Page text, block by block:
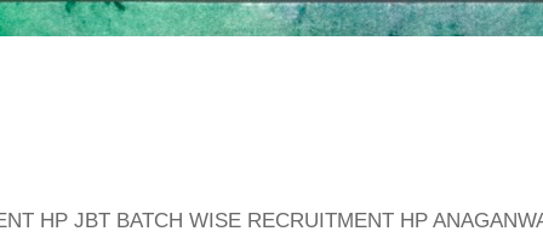
HP JBT BATCH WISE RECRUITMENT HP